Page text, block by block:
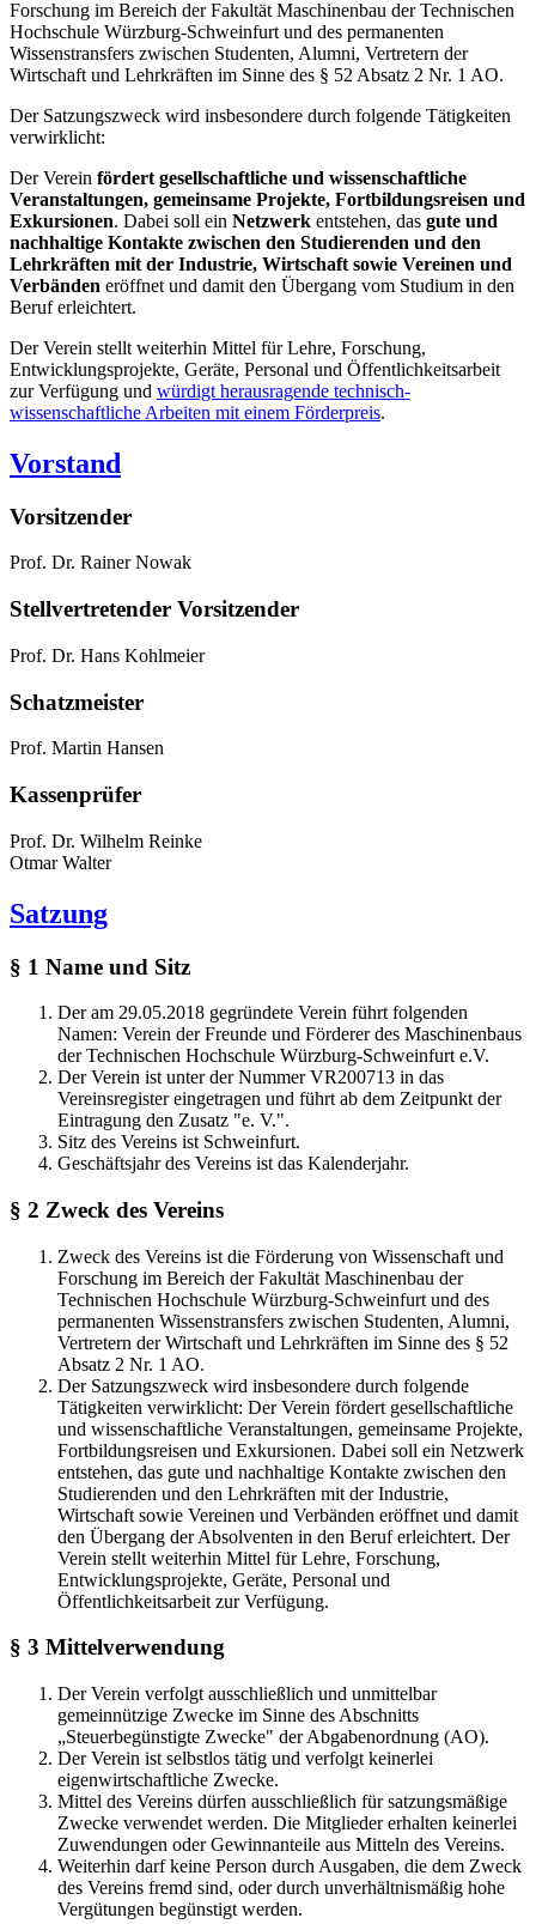
Forschung im Bereich der Fakultät Maschinenbau der Technischen
Hochschule Würzburg-Schweinfurt und des permanenten
Wissenstransfers zwischen Studenten, Alumni, Vertretern der
Wirtschaft und Lehrkräften im Sinne des § 52 Absatz 2 Nr. 1 AO.
Der Satzungszweck wird insbesondere durch folgende Tätigkeiten
verwirklicht:
Der Verein fördert gesellschaftliche und wissenschaftliche
Veranstaltungen, gemeinsame Projekte, Fortbildungsreisen und
Exkursionen. Dabei soll ein Netzwerk entstehen, das gute und
nachhaltige Kontakte zwischen den Studierenden und den
Lehrkräften mit der Industrie, Wirtschaft sowie Vereinen und
Verbänden eröffnet und damit den Übergang vom Studium in den
Beruf erleichtert.
Der Verein stellt weiterhin Mittel für Lehre, Forschung,
Entwicklungsprojekte, Geräte, Personal und Öffentlichkeitsarbeit
zur Verfügung und würdigt herausragende technisch-
wissenschaftliche Arbeiten mit einem Förderpreis.
Vorstand
Vorsitzender
Prof. Dr. Rainer Nowak
Stellvertretender Vorsitzender
Prof. Dr. Hans Kohlmeier
Schatzmeister
Prof. Martin Hansen
Kassenprüfer
Prof. Dr. Wilhelm Reinke
Otmar Walter
Satzung
§ 1 Name und Sitz
Der am 29.05.2018 gegründete Verein führt folgenden
Namen: Verein der Freunde und Förderer des Maschinenbaus
der Technischen Hochschule Würzburg-Schweinfurt e.V.
Der Verein ist unter der Nummer VR200713 in das
Vereinsregister eingetragen und führt ab dem Zeitpunkt der
Eintragung den Zusatz "e. V.".
Sitz des Vereins ist Schweinfurt.
Geschäftsjahr des Vereins ist das Kalenderjahr.
§ 2 Zweck des Vereins
Zweck des Vereins ist die Förderung von Wissenschaft und
Forschung im Bereich der Fakultät Maschinenbau der
Technischen Hochschule Würzburg-Schweinfurt und des
permanenten Wissenstransfers zwischen Studenten, Alumni,
Vertretern der Wirtschaft und Lehrkräften im Sinne des § 52
Absatz 2 Nr. 1 AO.
Der Satzungszweck wird insbesondere durch folgende
Tätigkeiten verwirklicht: Der Verein fördert gesellschaftliche
und wissenschaftliche Veranstaltungen, gemeinsame Projekte,
Fortbildungsreisen und Exkursionen. Dabei soll ein Netzwerk
entstehen, das gute und nachhaltige Kontakte zwischen den
Studierenden und den Lehrkräften mit der Industrie,
Wirtschaft sowie Vereinen und Verbänden eröffnet und damit
den Übergang der Absolventen in den Beruf erleichtert. Der
Verein stellt weiterhin Mittel für Lehre, Forschung,
Entwicklungsprojekte, Geräte, Personal und
Öffentlichkeitsarbeit zur Verfügung.
§ 3 Mittelverwendung
Der Verein verfolgt ausschließlich und unmittelbar
gemeinnützige Zwecke im Sinne des Abschnitts
„Steuerbegünstigte Zwecke" der Abgabenordnung (AO).
Der Verein ist selbstlos tätig und verfolgt keinerlei
eigenwirtschaftliche Zwecke.
Mittel des Vereins dürfen ausschließlich für satzungsmäßige
Zwecke verwendet werden. Die Mitglieder erhalten keinerlei
Zuwendungen oder Gewinnanteile aus Mitteln des Vereins.
Weiterhin darf keine Person durch Ausgaben, die dem Zweck
des Vereins fremd sind, oder durch unverhältnismäßig hohe
Vergütungen begünstigt werden.